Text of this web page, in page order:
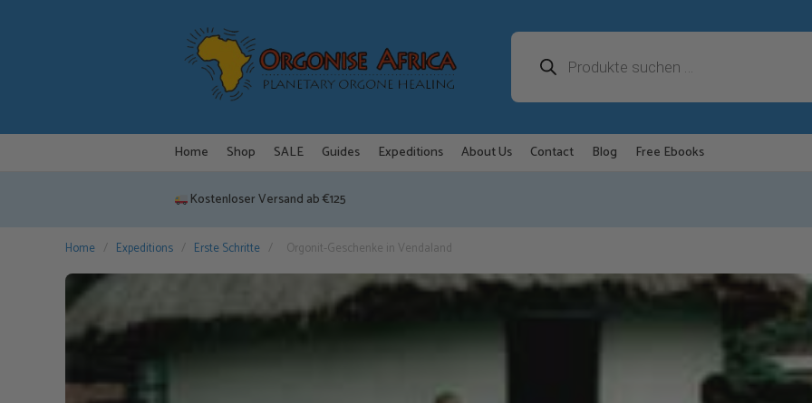
search
Home Shop SALE Guides Expeditions About Us Contact Blog Free Ebooks
Kostenloser Versand ab €125
Home / Expeditions / Erste Schritte / Orgonit-Geschenke in Vendaland